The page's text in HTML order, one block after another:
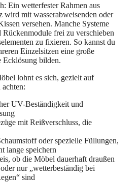
Ein wetterfester Rahmen aus
mit wasserabweisenden oder
versehen. Manche Systeme
Rückenmodule frei zu verschieben
zu fixieren. So kannst du
Einzelsitzen eine große
Ecklösung bilden.
lohnt es sich, gezielt auf
UV-Beständigkeit und
mit Reißverschluss, die
oder spezielle Füllungen,
lange speichern
ob die Möbel dauerhaft draußen
nur „wetterbeständig bei
sind